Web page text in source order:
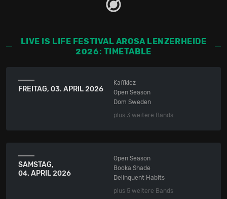
LIVE IS LIFE FESTIVAL AROSA LENZERHEIDE
2026: TIMETABLE
FREITAG, 03. APRIL 2026
Kaffkiez
Open Season
Dom Sweden
plus 3 weitere Bands
SAMSTAG,
04. APRIL 2026
Open Season
Booka Shade
Delinquent Habits
plus 5 weitere Bands